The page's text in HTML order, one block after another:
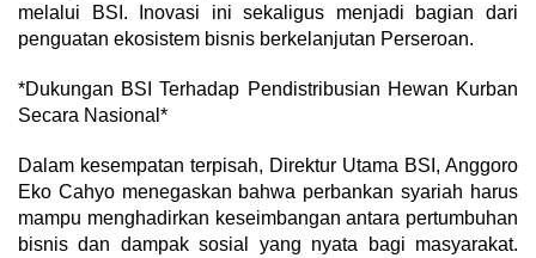
melalui BSI. Inovasi ini sekaligus menjadi bagian dari
penguatan ekosistem bisnis berkelanjutan Perseroan.
*Dukungan BSI Terhadap Pendistribusian Hewan Kurban
Secara Nasional*
Dalam kesempatan terpisah, Direktur Utama BSI, Anggoro
Eko Cahyo menegaskan bahwa perbankan syariah harus
mampu menghadirkan keseimbangan antara pertumbuhan
bisnis dan dampak sosial yang nyata bagi masyarakat.